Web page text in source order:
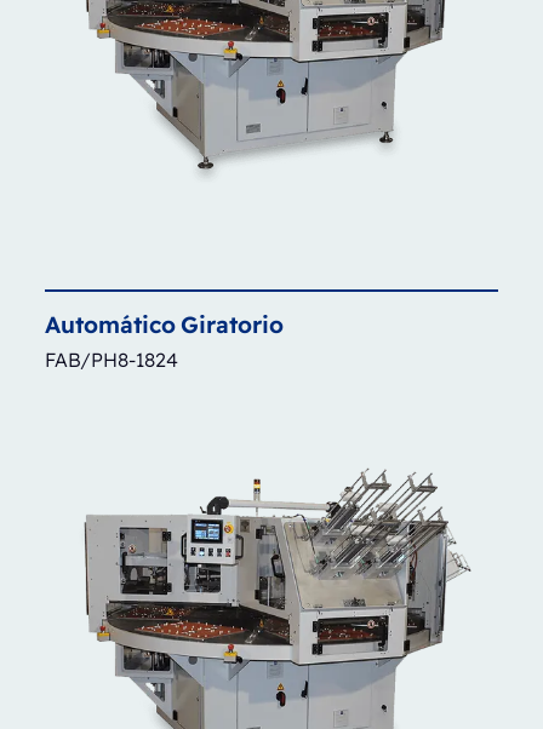
AutomáticoGiratorio
FAB/PH8-1824